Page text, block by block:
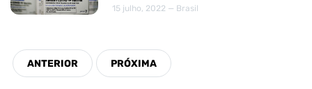
15 julho, 2022 — Brasil